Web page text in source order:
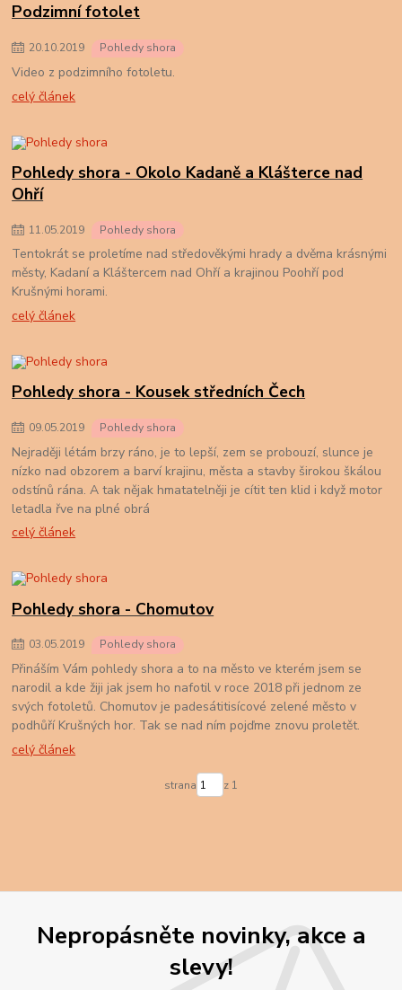
Podzimní fotolet
20.10.2019 Pohledy shora
Video z podzimního fotoletu.
celý článek
Pohledy shora - Okolo Kadaně a Klášterce nad
Ohří
11.05.2019 Pohledy shora
Tentokrát se proletíme nad středověkými hrady a dvěma krásnými
městy, Kadaní a Kláštercem nad Ohří a krajinou Poohří pod
Krušnými horami.
celý článek
Pohledy shora - Kousek středních Čech
09.05.2019 Pohledy shora
Nejraději létám brzy ráno, je to lepší, zem se probouzí, slunce je
nízko nad obzorem a barví krajinu, města a stavby širokou škálou
odstínů rána. A tak nějak hmatatelněji je cítit ten klid i když motor
letadla řve na plné obrá
celý článek
Pohledy shora - Chomutov
03.05.2019 Pohledy shora
Přináším Vám pohledy shora a to na město ve kterém jsem se
narodil a kde žiji jak jsem ho nafotil v roce 2018 při jednom ze
svých fotoletů. Chomutov je padesátitisícové zelené město v
podhůří Krušných hor. Tak se nad ním pojďme znovu proletět.
celý článek
strana z 1
Nepropásněte novinky, akce a
slevy!